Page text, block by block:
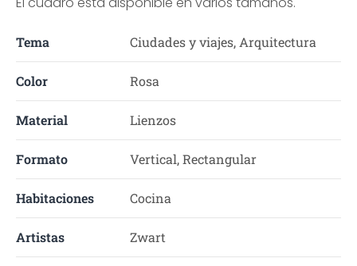
Tema Ciudades y viajes, Arquitectura
Color Rosa
Material Lienzos
Formato Vertical, Rectangular
Habitaciones Cocina
Artistas Zwart